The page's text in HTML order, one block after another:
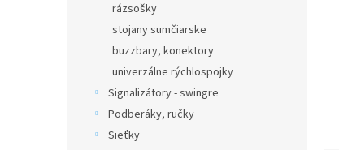
rázsošky
stojany sumčiarske
buzzbary, konektory
univerzálne rýchlospojky
Signalizátory - swingre
Podberáky, ručky
Sieťky